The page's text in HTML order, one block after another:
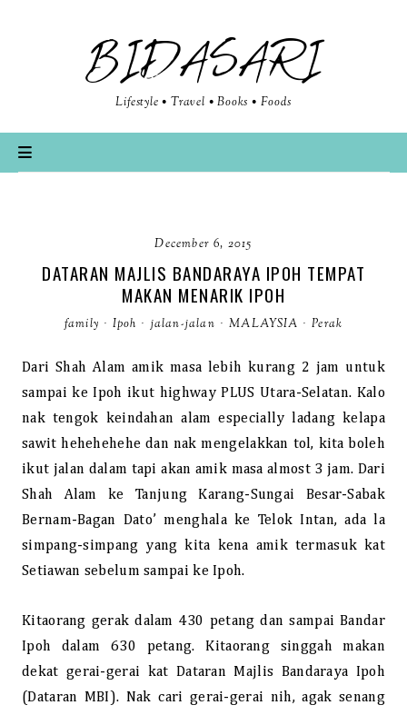
BIDASARI
Lifestyle • Travel • Books • Foods
December 6, 2015
DATARAN MAJLIS BANDARAYA IPOH TEMPAT
MAKAN MENARIK IPOH
family · Ipoh · jalan-jalan · MALAYSIA · Perak
Dari Shah Alam amik masa lebih kurang 2 jam untuk
sampai ke Ipoh ikut highway PLUS Utara-Selatan. Kalo
nak tengok keindahan alam especially ladang kelapa
sawit hehehehehe dan nak mengelakkan tol, kita boleh
ikut jalan dalam tapi akan amik masa almost 3 jam. Dari
Shah Alam ke Tanjung Karang-Sungai Besar-Sabak
Bernam-Bagan Dato’ menghala ke Telok Intan, ada la
simpang-simpang yang kita kena amik termasuk kat
Setiawan sebelum sampai ke Ipoh.
Kitaorang gerak dalam 430 petang dan sampai Bandar
Ipoh dalam 630 petang. Kitaorang singgah makan
dekat gerai-gerai kat Dataran Majlis Bandaraya Ipoh
(Dataran MBI). Nak cari gerai-gerai nih, agak senang